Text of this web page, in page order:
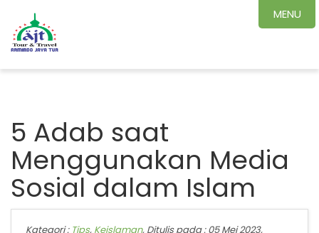
5 Adab saat
Menggunakan Media
Sosial dalam Islam
Kategori : Tips, Keislaman, Ditulis pada : 05 Mei 2023,
MENU